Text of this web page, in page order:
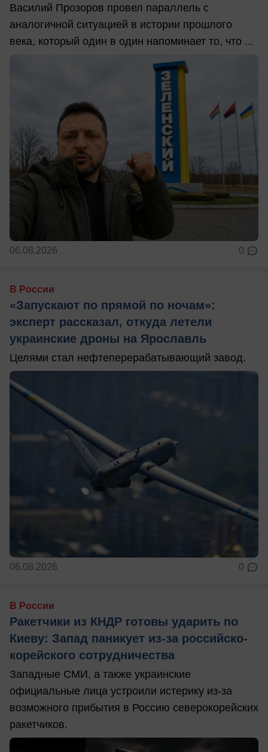
Василий Прозоров провел параллель с
аналогичной ситуацией в истории прошлого
века, который один в один напоминает то, что ...
06.08.2026 0
В России
«Запускают по прямой по ночам»:
эксперт рассказал, откуда летели
украинские дроны на Ярославль
Целями стал нефтеперерабатывающий завод.
06.08.2026 0
В России
Ракетчики из КНДР готовы ударить по
Киеву: Запад паникует из-за российско-
корейского сотрудничества
Западные СМИ, а также украинские
официальные лица устроили истерику из-за
возможного прибытия в Россию северокорейских
ракетчиков.